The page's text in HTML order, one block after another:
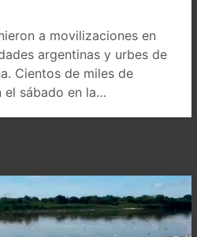
a movilizaciones en
argentinas y urbes de
Cientos de miles de
el sábado en la…